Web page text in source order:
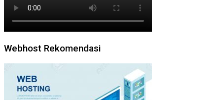
Webhost Rekomendasi